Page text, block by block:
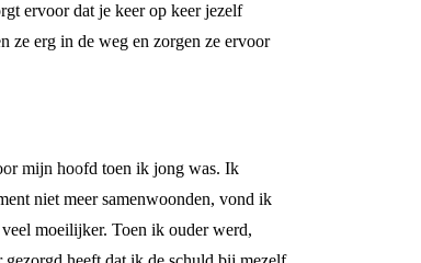
ervoor dat je keer op keer jezelf
ze erg in de weg en zorgen ze ervoor
mijn hoofd toen ik jong was. Ik
niet meer samenwoonden, vond ik
moeilijker. Toen ik ouder werd,